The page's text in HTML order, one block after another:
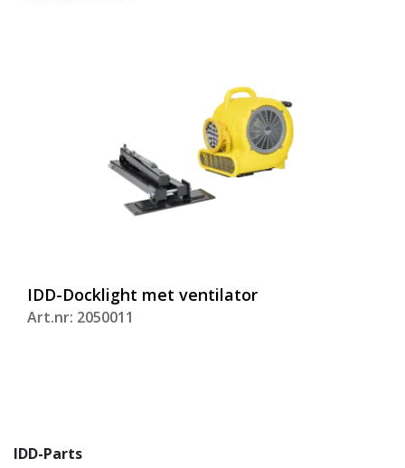
IDD-Docklight met ventilator
Art.nr: 2050011
IDD-Parts